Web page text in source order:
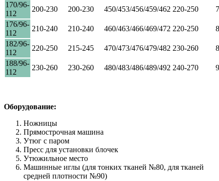
170/96-
112
200-230 200-230 450/453/456/459/462 220-250
176/96-
112
210-240 210-240 460/463/466/469/472 220-250
182/96-
112
220-250 215-245 470/473/476/479/482 230-260
188/96-
112
230-260 230-260 480/483/486/489/492 240-270
Оборудование:
Ножницы
Прямострочная машина
Утюг с паром
Пресс для установки блочек
Утюжильное место
Машинные иглы (для тонких тканей №80, для тканей
средней плотности №90)